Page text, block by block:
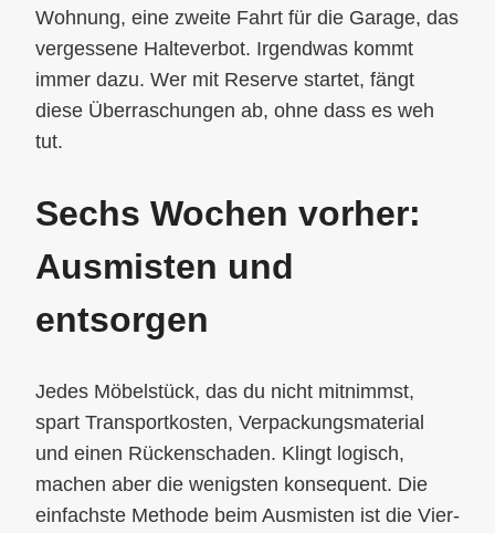
Wohnung, eine zweite Fahrt für die Garage, das
vergessene Halteverbot. Irgendwas kommt
immer dazu. Wer mit Reserve startet, fängt
diese Überraschungen ab, ohne dass es weh
tut.
Sechs Wochen vorher:
Ausmisten und
entsorgen
Jedes Möbelstück, das du nicht mitnimmst,
spart Transportkosten, Verpackungsmaterial
und einen Rückenschaden. Klingt logisch,
machen aber die wenigsten konsequent. Die
einfachste Methode beim Ausmisten ist die Vier-